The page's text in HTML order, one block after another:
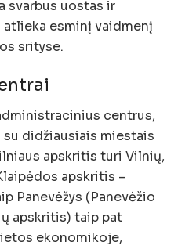
svarbus uostas ir
esminį vaidmenį
srityse.
centrus,
su didžiausiais miestais
apskritis turi Vilnių,
apskritis –
Panevėžys (Panevėžio
apskritis) taip pat
ekonomikoje,